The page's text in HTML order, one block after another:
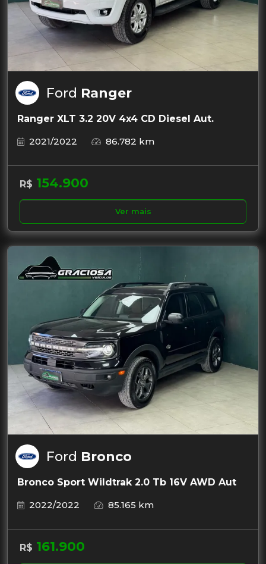
Ford Ranger
Ranger XLT 3.2 20V 4x4 CD Diesel Aut.
2021/2022
86.782 km
R$ 154.900
Ver mais
Ford Bronco
Bronco Sport Wildtrak 2.0 Tb 16V AWD Aut
2022/2022
85.165 km
R$ 161.900